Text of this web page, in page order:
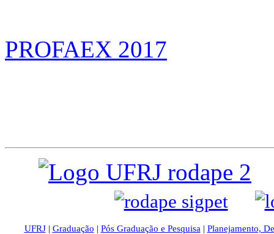
PROFAEX 2017
UFRJ| Graduação | Pós Graduação e Pesquisa | Planejamento,